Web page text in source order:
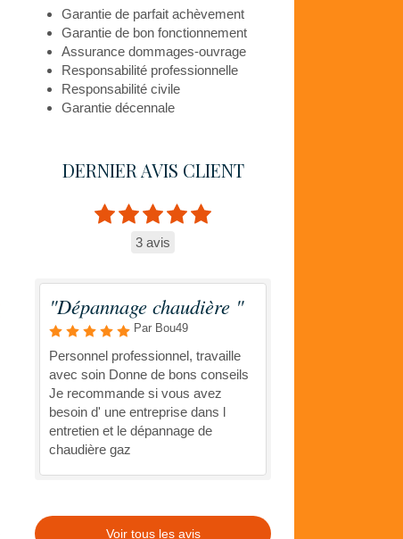
Garantie de parfait achèvement
Garantie de bon fonctionnement
Assurance dommages-ouvrage
Responsabilité professionnelle
Responsabilité civile
Garantie décennale
DERNIER AVIS CLIENT
3 avis
"Dépannage chaudière "
Par Bou49
Personnel professionnel, travaille
avec soin Donne de bons conseils
Je recommande si vous avez
besoin d' une entreprise dans l
entretien et le dépannage de
chaudière gaz
Voir tous les avis